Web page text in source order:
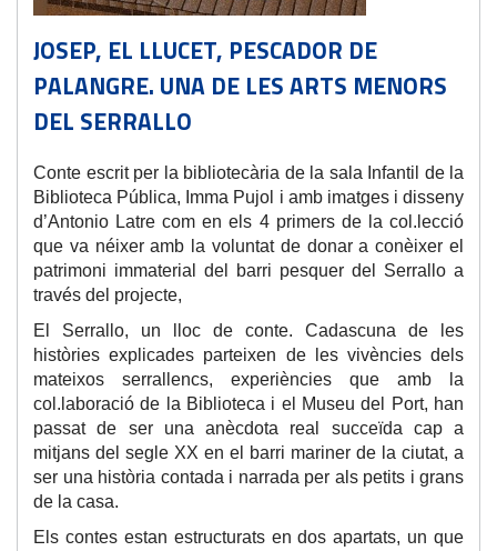
JOSEP, EL LLUCET, PESCADOR DE
PALANGRE. UNA DE LES ARTS MENORS
DEL SERRALLO
Conte escrit per la bibliotecària de la sala Infantil de la
Biblioteca Pública, Imma Pujol i amb imatges i disseny
d’Antonio Latre com en els 4 primers de la col.lecció
que va néixer amb la voluntat de donar a conèixer el
patrimoni immaterial del barri pesquer del Serrallo a
través del projecte,
El Serrallo, un lloc de conte. Cadascuna de les
històries explicades parteixen de les vivències dels
mateixos serrallencs, experiències que amb la
col.laboració de la Biblioteca i el Museu del Port, han
passat de ser una anècdota real succeïda cap a
mitjans del segle XX en el barri mariner de la ciutat, a
ser una història contada i narrada per als petits i grans
de la casa.
Els contes estan estructurats en dos apartats, un que